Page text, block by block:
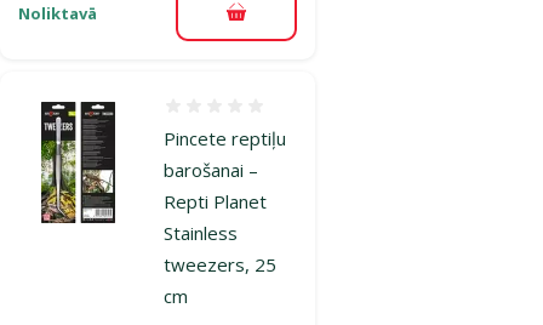
Noliktavā Pievienot grozam
Pincete reptiļu
barošanai –
Repti Planet
Stainless
tweezers, 25
cm